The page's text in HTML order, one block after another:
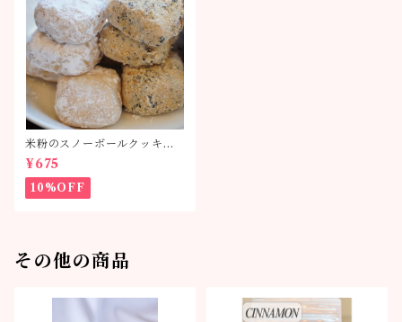
米粉のスノーボールクッキー
単品
¥675
10%OFF
その他の商品